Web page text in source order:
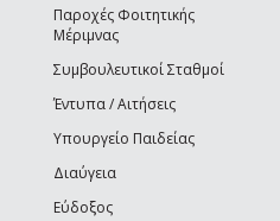
e-mail)
Παροχές Φοιτητικής
Μέριμνας
Συμβουλευτικοί Σταθμοί
Έντυπα / Αιτήσεις
Υπουργείο Παιδείας
Διαύγεια
Εύδοξος